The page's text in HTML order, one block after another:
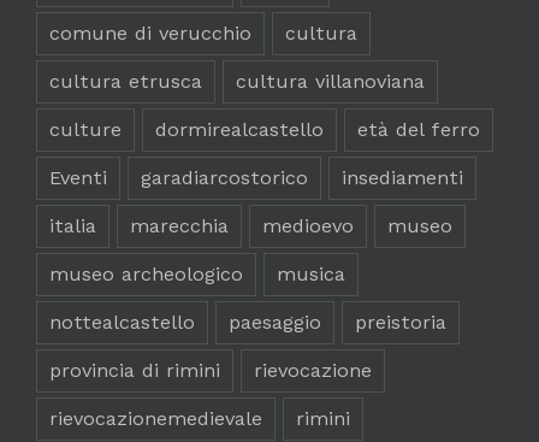
comune di verucchio cultura
cultura etrusca cultura villanoviana
culture dormirealcastello età del ferro
Eventi garadiarcostorico insediamenti
italia marecchia medioevo museo
museo archeologico musica
nottealcastello paesaggio preistoria
provincia di rimini rievocazione
rievocazionemedievale rimini